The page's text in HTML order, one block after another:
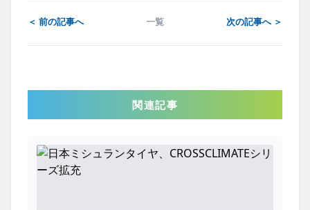
＜ 前の記事へ 一覧 次の記事へ ＞
関連記事